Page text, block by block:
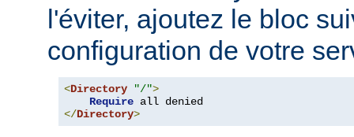
l'éviter, ajoutez le bloc
configuration de votre
<Directory "/">
Require
</Directory>